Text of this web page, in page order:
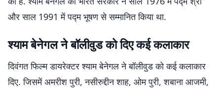
और साल 1991 में पद्म भूषण से सम्मानित किया था.
श्याम बेनेगल ने बॉलीवुड को दिए कई कलाकार
दिवंगत फिल्म डायरेक्टर श्याम बेनेगल ने बॉलीवुड को कई कलाकार
दिए. जिसमें अमरीश पुरी, नसीरुद्दीन शाह, ओम पुरी, शबाना आजमी,